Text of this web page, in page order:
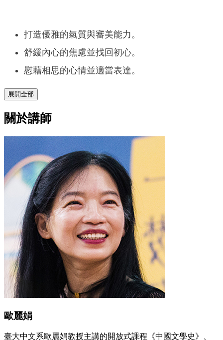
打造優雅的氣質與審美能力。
舒緩內心的焦慮並找回初心。
慰藉相思的心情並適當表達。
展開全部
關於講師
歐麗娟
臺大中文系歐麗娟教授主講的開放式課程《中國文學史》、